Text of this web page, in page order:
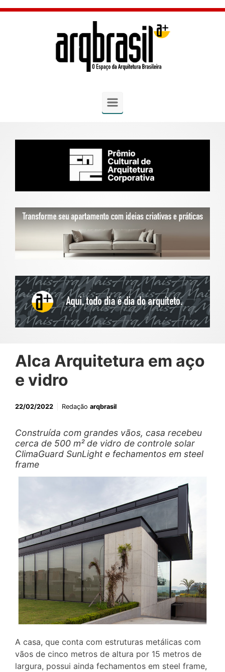
Skip to main content
Alca Arquitetura em aço
e vidro
22/02/2022 Redação arqbrasil
Construída com grandes vãos, casa recebeu
cerca de 500 m² de vidro de controle solar
ClimaGuard SunLight e fechamentos em steel
frame
A casa, que conta com estruturas metálicas com
vãos de cinco metros de altura por 15 metros de
largura, possui ainda fechamentos em steel frame,